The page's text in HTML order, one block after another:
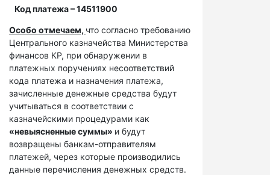
Код платежа – 14511900
Особо отмечаем, что согласно требованию
Центрального казначейства Министерства
финансов КР, при обнаружении в
платежных поручениях несоответствий
кода платежа и назначения платежа,
зачисленные денежные средства будут
учитываться в соответствии с
казначейскими процедурами как
«невыясненные суммы» и будут
возвращены банкам-отправителям
платежей, через которые производились
данные перечисления денежных средств.